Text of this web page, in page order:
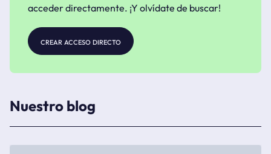
acceder directamente. ¡Y olvídate de buscar!
crear acceso directo
Nuestro blog